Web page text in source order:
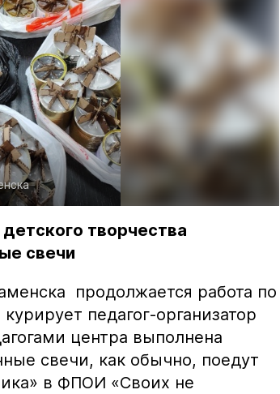
творчества
свечи
продолжается работа по
педагог-организатор
центра выполнена
свечи, как обычно, поедут
в ФПОИ «Своих не